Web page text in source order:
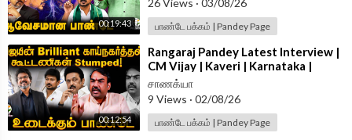
00:19:43
26 Views · 03/08/26
பாண்டே பக்கம் | Pandey Page
00:12:54
⁣Rangaraj Pandey Latest Interview |
CM Vijay | Kaveri | Karnataka |
NEET | Stalin | DMK | TVK | ADMK
சாணக்யா
9 Views · 02/08/26
பாண்டே பக்கம் | Pandey Page